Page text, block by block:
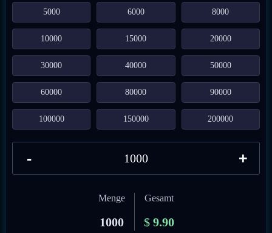
5000 6000 8000
10000 15000 20000
30000 40000 50000
60000 80000 90000
100000 150000 200000
- +
Menge
1000
Gesamt
$ 9.90